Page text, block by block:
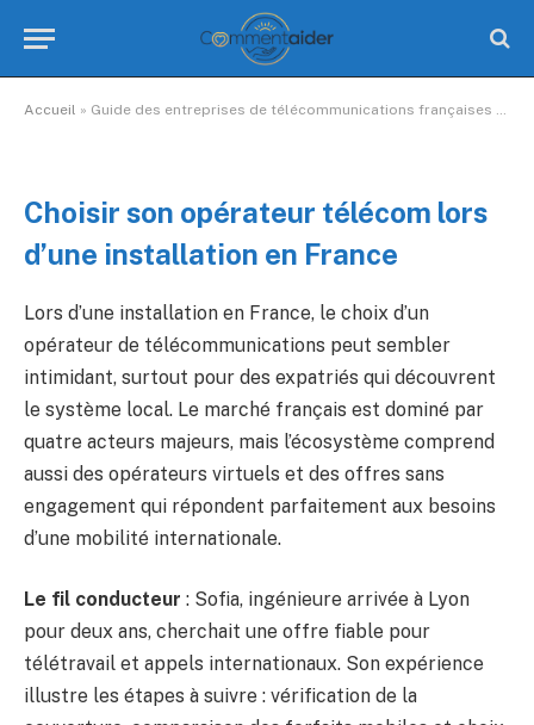
Accueil » Guide des entreprises de télécommunications françaises pour les expatriés s’installant en France en 2024
en France en 2024
Choisir son opérateur télécom lors
d’une installation en France
Lors d’une installation en France, le choix d’un
opérateur de télécommunications peut sembler
intimidant, surtout pour des expatriés qui découvrent
le système local. Le marché français est dominé par
quatre acteurs majeurs, mais l’écosystème comprend
aussi des opérateurs virtuels et des offres sans
engagement qui répondent parfaitement aux besoins
d’une mobilité internationale.
Le fil conducteur : Sofia, ingénieure arrivée à Lyon
pour deux ans, cherchait une offre fiable pour
télétravail et appels internationaux. Son expérience
illustre les étapes à suivre : vérification de la